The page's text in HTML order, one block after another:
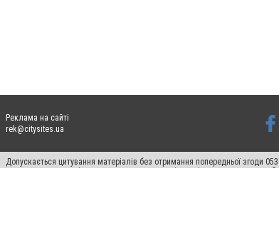
Реклама на сайті
rek@citysites.ua
Допускається цитування матеріалів без отримання попередньої згоди
пошукових систем гіперпосилання на цитовані статті не нижче другого